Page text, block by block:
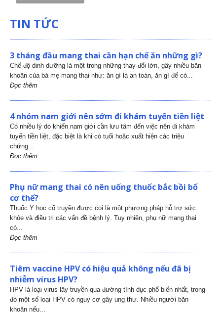
TIN TỨC
3 tháng đầu mang thai cần hạn chế ăn những gì?
Chế độ dinh dưỡng là một trong những thay đổi lớn, gây nhiều băn
khoăn của bà mẹ mang thai như: ăn gì là an toàn, ăn gì để có...
Đọc thêm
4 nhóm nam giới nên sớm đi khám tuyến tiền liệt
Có nhiều lý do khiến nam giới cần lưu tâm đến việc nên đi khám
tuyến tiền liệt, đặc biệt là khi có tuổi hoặc xuất hiện các triệu
chứng...
Đọc thêm
Phụ nữ mang thai có nên uống thuốc bắc bồi bổ
cơ thể?
Thuốc Y học cổ truyền được coi là một phương pháp hỗ trợ sức
khỏe và điều trị các vấn đề bệnh lý. Tuy nhiên, phụ nữ mang thai
có...
Đọc thêm
Tiêm vaccine HPV có hiệu quả không nếu đã bị
nhiễm virus HPV?
HPV là loại virus lây truyền qua đường tình dục phổ biến nhất, trong
đó một số loại HPV có nguy cơ gây ung thư. Nhiều người băn
khoăn nếu...